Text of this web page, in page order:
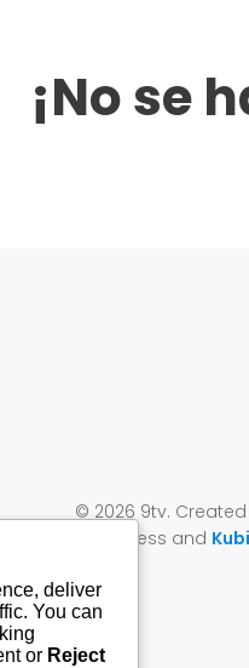
¡No se
© 2026 9tv.
WordPress and
deliver
You can
or Reject